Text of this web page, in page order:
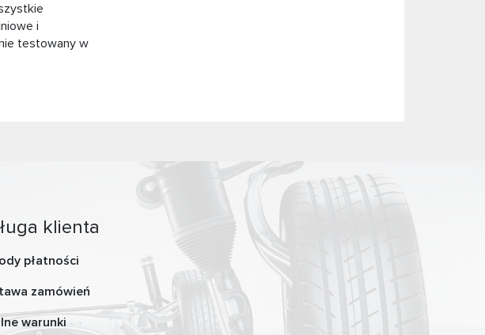
i
testowany w
klienta
płatności
zamówień
warunki